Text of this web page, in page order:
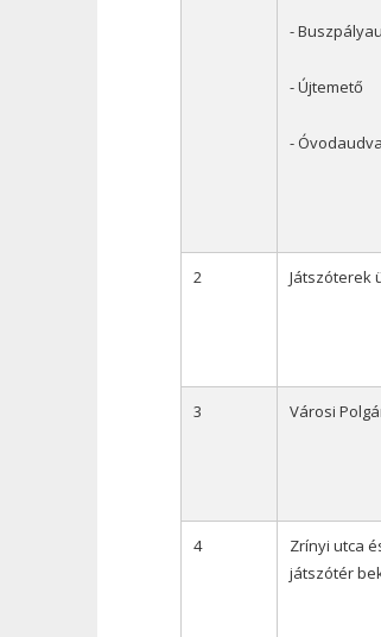
-
- Újtemető
-
2 Játszóterek
3 Városi
4
Zrínyi utca
játszótér